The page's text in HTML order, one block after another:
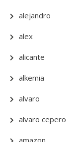
alejandro
alex
alicante
alkemia
alvaro
alvaro cepero
amazon